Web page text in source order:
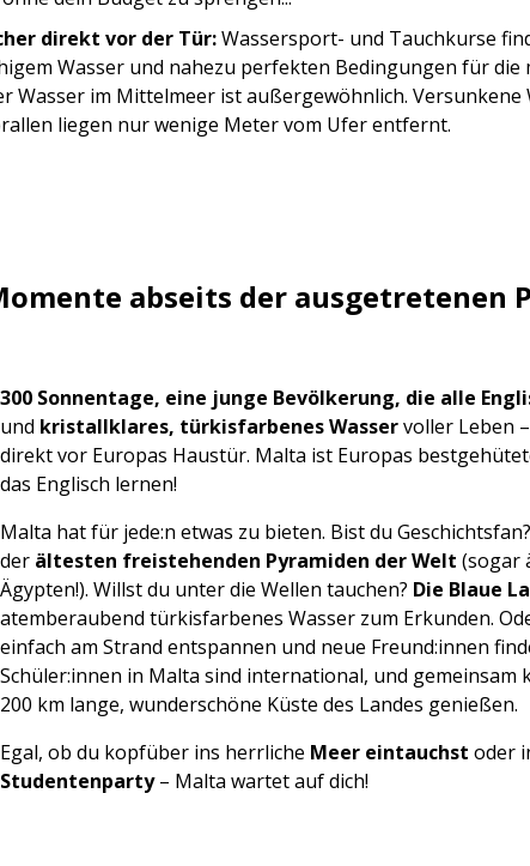
direkt vor der Tür:Wassersport- und Tauchkurse
Wasser und nahezu perfekten Bedingungen für die
Wasser im Mittelmeer ist außergewöhnlich. Versunkene
liegen nur wenige Meter vom Ufer entfernt.
abseits der ausgetretenen
300 Sonnentage, eine junge Bevölkerung, die alle
und kristallklares, türkisfarbenes Wasservoller Leben
direkt vor Europas Haustür. Malta ist Europas
das Englisch lernen!
Malta hat für jede:n etwas zu bieten. Bist du
der ältesten freistehenden Pyramiden der Welt (sogar
Ägypten!). Willst du unter die Wellen tauchen? Die Blaue
atemberaubend türkisfarbenes Wasser zum Erkunden.
einfach am Strand entspannen und neue Freund:innen
Schüler:innen in Malta sind international, und gemeinsam
200 km lange, wunderschöne Küste des Landes genießen.
Egal, ob du kopfüber ins herrliche Meer eintauchst oder
Studentenparty– Malta wartet auf dich!